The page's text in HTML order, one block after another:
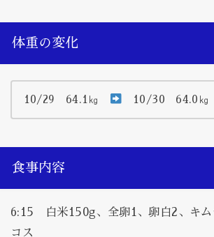
体重の変化
10/29 64.1㎏ 10/30 64.0㎏
食事内容
6:15 白米150g、全卵1、卵白2、キム
コス